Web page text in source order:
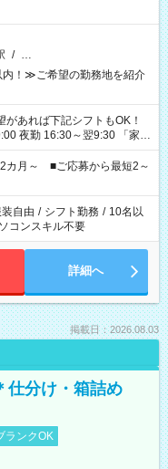
/ …
！≫ご希望の勤務地を紹介
勤 16:30～翌9:30 「家族
て夕飯の準備がしたい」
ど、ご希望を教えてください
合計で週40時間を超える場
2カ月～ ■ご応募から最短2～
装自由 / シフト勤務 / 10名以
コンスキル不要
詳細へ
掲載日：2026.08.03
仕分け・箱詰め
ランクOK